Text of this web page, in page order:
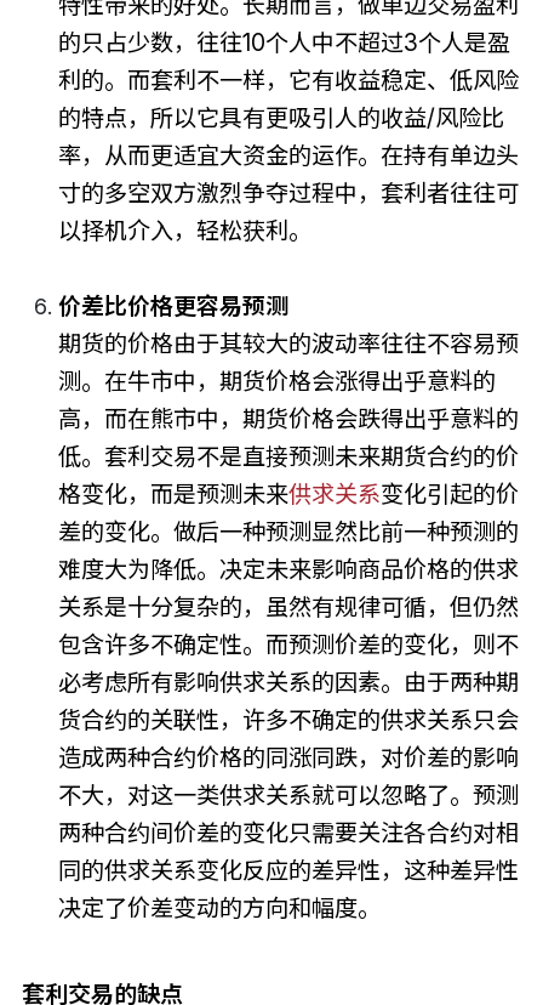
的只占少数，往往10个人中不超过3个人是盈
利的。而套利不一样，它有收益稳定、低风险
的特点，所以它具有更吸引人的收益/风险比
率，从而更适宜大资金的运作。在持有单边头
寸的多空双方激烈争夺过程中，套利者往往可
以择机介入，轻松获利。
价差比价格更容易预测
期货的价格由于其较大的波动率往往不容易预
测。在牛市中，期货价格会涨得出乎意料的
高，而在熊市中，期货价格会跌得出乎意料的
低。套利交易不是直接预测未来期货合约的价
格变化，而是预测未来供求关系变化引起的价
差的变化。做后一种预测显然比前一种预测的
难度大为降低。决定未来影响商品价格的供求
关系是十分复杂的，虽然有规律可循，但仍然
包含许多不确定性。而预测价差的变化，则不
必考虑所有影响供求关系的因素。由于两种期
货合约的关联性，许多不确定的供求关系只会
造成两种合约价格的同涨同跌，对价差的影响
不大，对这一类供求关系就可以忽略了。预测
两种合约间价差的变化只需要关注各合约对相
同的供求关系变化反应的差异性，这种差异性
决定了价差变动的方向和幅度。
套利交易的缺点